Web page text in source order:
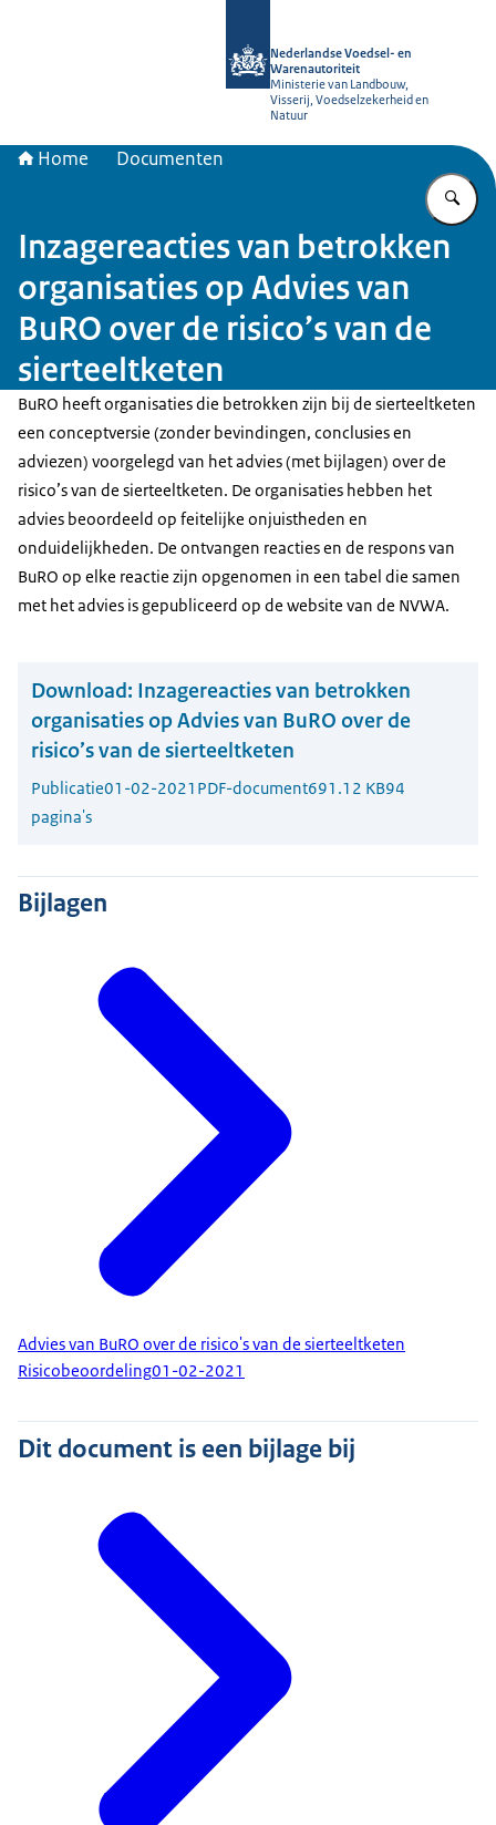
Nederlandse Voedsel- en
Warenautoriteit
Ministerie van Landbouw,
Visserij, Voedselzekerheid en
Natuur
Home Documenten
Inzagereacties van betrokken
organisaties op Advies van
BuRO over de risico’s van de
sierteeltketen
BuRO heeft organisaties die betrokken zijn bij de sierteeltketen
een conceptversie (zonder bevindingen, conclusies en
adviezen) voorgelegd van het advies (met bijlagen) over de
risico’s van de sierteeltketen. De organisaties hebben het
advies beoordeeld op feitelijke onjuistheden en
onduidelijkheden. De ontvangen reacties en de respons van
BuRO op elke reactie zijn opgenomen in een tabel die samen
met het advies is gepubliceerd op de website van de NVWA.
Download: Inzagereacties van betrokken
organisaties op Advies van BuRO over de
risico’s van de sierteeltketen
Publicatie01-02-2021 PDF-document691.12 KB94
pagina's
Bijlagen
Advies van BuRO over de risico's van de sierteeltketen
Risicobeoordeling01-02-2021
Dit document is een bijlage bij